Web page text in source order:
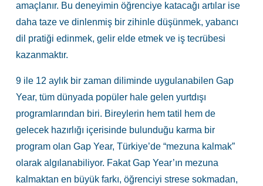
amaçlanır. Bu deneyimin öğrenciye katacağı artılar ise
daha taze ve dinlenmiş bir zihinle düşünmek, yabancı
dil pratiği edinmek, gelir elde etmek ve iş tecrübesi
kazanmaktır.
9 ile 12 aylık bir zaman diliminde uygulanabilen Gap
Year, tüm dünyada popüler hale gelen yurtdışı
programlarından biri. Bireylerin hem tatil hem de
gelecek hazırlığı içerisinde bulunduğu karma bir
program olan Gap Year, Türkiye’de “mezuna kalmak”
olarak algılanabiliyor. Fakat Gap Year’ın mezuna
kalmaktan en büyük farkı, öğrenciyi strese sokmadan,